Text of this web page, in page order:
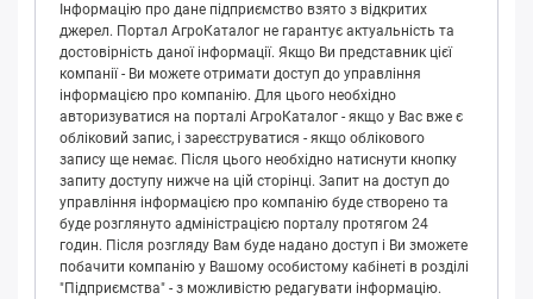
Інформацію про дане підприємство взято з відкритих
джерел. Портал АгроКаталог не гарантує актуальність та
достовірність даної інформації. Якщо Ви представник цієї
компанії - Ви можете отримати доступ до управління
інформацією про компанію. Для цього необхідно
авторизуватися на порталі АгроКаталог - якщо у Вас вже є
обліковий запис, і зареєструватися - якщо облікового
запису ще немає. Після цього необхідно натиснути кнопку
запиту доступу нижче на цій сторінці. Запит на доступ до
управління інформацією про компанію буде створено та
буде розглянуто адміністрацією порталу протягом 24
годин. Після розгляду Вам буде надано доступ і Ви зможете
побачити компанію у Вашому особистому кабінеті в розділі
"Підприємства" - з можливістю редагувати інформацію.